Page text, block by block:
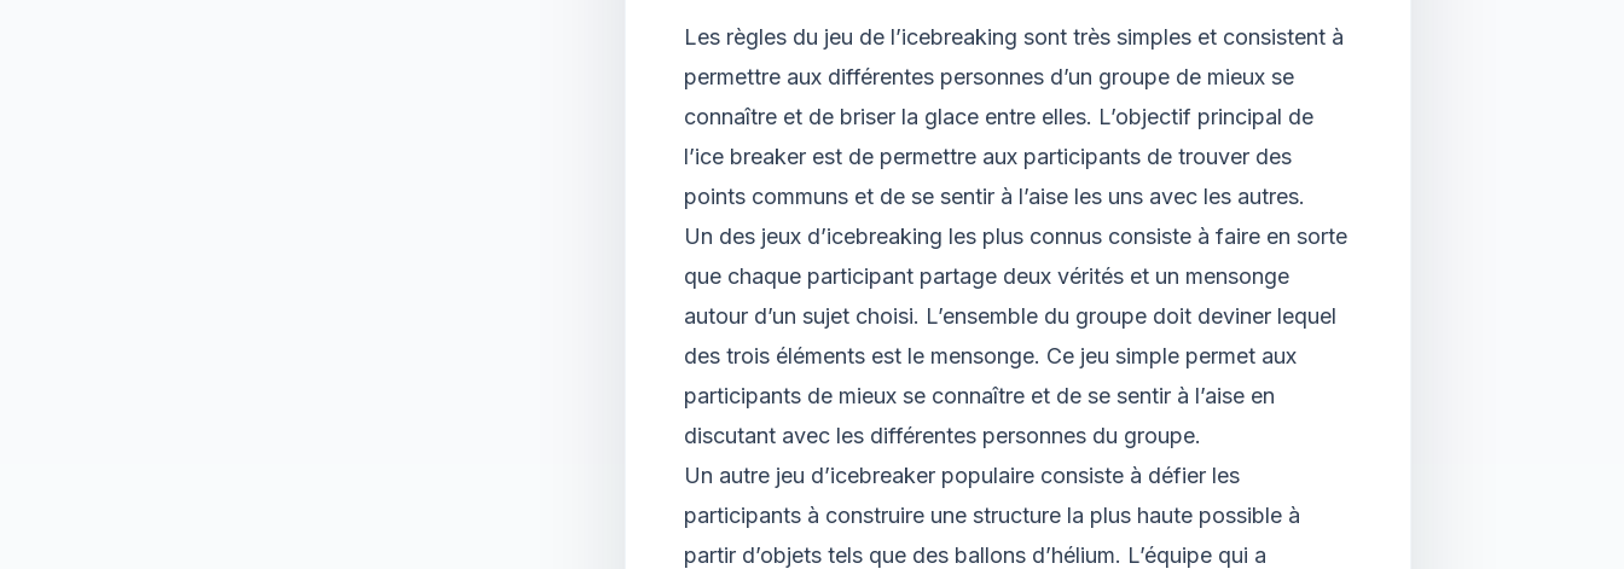
Les règles du jeu de l’icebreaking sont très simples et consistent à
permettre aux différentes personnes d’un groupe de mieux se
connaître et de briser la glace entre elles. L’objectif principal de
l’ice breaker est de permettre aux participants de trouver des
points communs et de se sentir à l’aise les uns avec les autres.
Un des jeux d’icebreaking les plus connus consiste à faire en sorte
que chaque participant partage deux vérités et un mensonge
autour d’un sujet choisi. L’ensemble du groupe doit deviner lequel
des trois éléments est le mensonge. Ce jeu simple permet aux
participants de mieux se connaître et de se sentir à l’aise en
discutant avec les différentes personnes du groupe.
Un autre jeu d’icebreaker populaire consiste à défier les
participants à construire une structure la plus haute possible à
partir d’objets tels que des ballons d’hélium. L’équipe qui a